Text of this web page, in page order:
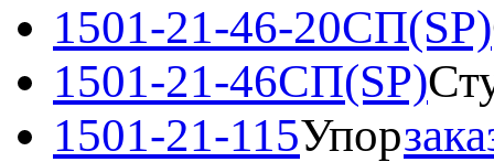
1501-21-46-20СП(SP)
1501-21-46СП(SP)
1501-21-115Упор